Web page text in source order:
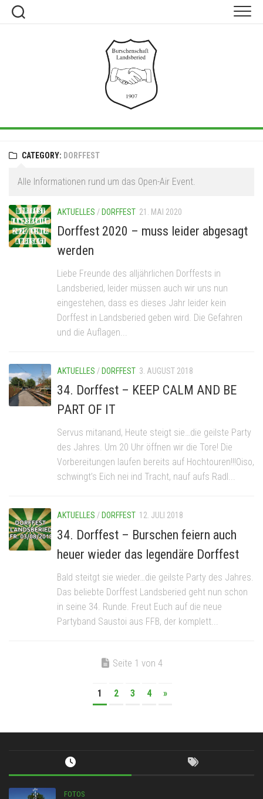
Skip
CATEGORY: DORFFEST
Alle Informationen rund um das Open-Air Event.
AKTUELLES / DORFFEST 21. MAI 2020
Dorffest 2020 – muss leider abgesagt
werden
Liebe Freunde des alljährlichen Dorffests in
Landsberied, leider müssen auch wir uns nun
eingestehen, dass es dieses Jahr leider kein
Dorffest in Landsberied geben wird. Die Gefahren
und die Auflagen...
AKTUELLES / DORFFEST 3. AUGUST 2018
34. Dorffest – KEEP CALM AND BE
PART OF IT
Servus mitanand, Heute steigt sie…die geilste Party
des Jahres. Um 20 Uhr öffnen wir die Tore! Die
Vorbereitungen laufen bereits auf Hochtouren!!!Oiso,
schwingt’s Eich nei ind Tracht, nauf aufs Radl...
AKTUELLES / DORFFEST 12. JULI 2018
34. Dorffest – Burschen feiern auch
heuer wieder das legendäre Dorffest
Bald steitgt sie wieder…die geilste Party des Jahres.
Das beliebte Dorffest Landsberied geht nun schon
in seine 34. Runde. Freut Euch auf die neue
Partyband Saustoi aus FFB, der komplett...
Seite 1 von 4
1 2 3 4 »
FOTOS